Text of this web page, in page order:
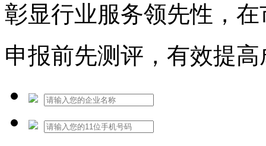
彰显行业服务领先性，
申报前先测评，有效提